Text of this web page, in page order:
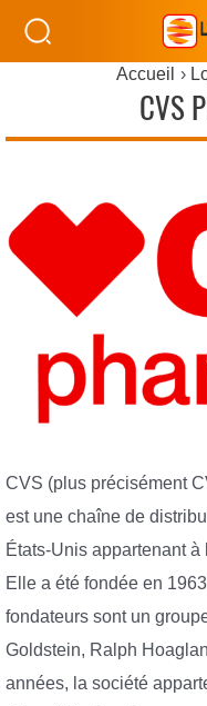
Accueil
CVS
CVS (plus précisément
est une chaîne de
États-Unis appartenant
Elle a été fondée en
fondateurs sont un
Goldstein, Ralph
années, la société